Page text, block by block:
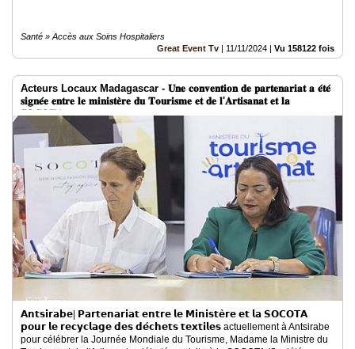
Santé » Accès aux Soins Hospitaliers
Great Event Tv | 11/11/2024 | Vu 158122 fois
Acteurs Locaux Madagascar - 𝐔𝐧𝐞 𝐜𝐨𝐧𝐯𝐞𝐧𝐭𝐢𝐨𝐧 𝐝𝐞 𝐩𝐚𝐫𝐭𝐞𝐧𝐚𝐫𝐢𝐚𝐭 𝐚 𝐞́𝐭𝐞́
𝐬𝐢𝐠𝐧𝐞́𝐞 𝐞𝐧𝐭𝐫𝐞 𝐥𝐞 𝐦𝐢𝐧𝐢𝐬𝐭𝐞̀𝐫𝐞 𝐝𝐮 𝐓𝐨𝐮𝐫𝐢𝐬𝐦𝐞 𝐞𝐭 𝐝𝐞 𝐥'𝐀𝐫𝐭𝐢𝐬𝐚𝐧𝐚𝐭 𝐞𝐭 𝐥𝐚
𝐒𝐎𝐂𝐎𝐓𝐀
𝗔𝗻𝘁𝘀𝗶𝗿𝗮𝗯𝗲| 𝗣𝗮𝗿𝘁𝗲𝗻𝗮𝗿𝗶𝗮𝘁 𝗲𝗻𝘁𝗿𝗲 𝗹𝗲 𝗠𝗶𝗻𝗶𝘀𝘁𝗲̀𝗿𝗲 𝗲𝘁 𝗹𝗮 𝗦𝗢𝗖𝗢𝗧𝗔
𝗽𝗼𝘂𝗿 𝗹𝗲 𝗿𝗲𝗰𝘆𝗰𝗹𝗮𝗴𝗲 𝗱𝗲𝘀 𝗱𝗲́𝗰𝗵𝗲𝘁𝘀 𝘁𝗲𝘅𝘁𝗶𝗹𝗲𝘀 actuellement à Antsirabe
pour célébrer la Journée Mondiale du Tourisme, Madame la Ministre du